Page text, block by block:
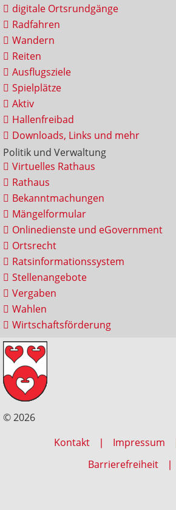
digitale Ortsrundgänge
Radfahren
Wandern
Reiten
Ausflugsziele
Spielplätze
Aktiv
Hallenfreibad
Downloads, Links und mehr
Politik und Verwaltung
Virtuelles Rathaus
Rathaus
Bekanntmachungen
Mängelformular
Onlinedienste und eGovernment
Ortsrecht
Ratsinformationssystem
Stellenangebote
Vergaben
Wahlen
Wirtschaftsförderung
© 2026
Kontakt
Impressum
Barrierefreiheit